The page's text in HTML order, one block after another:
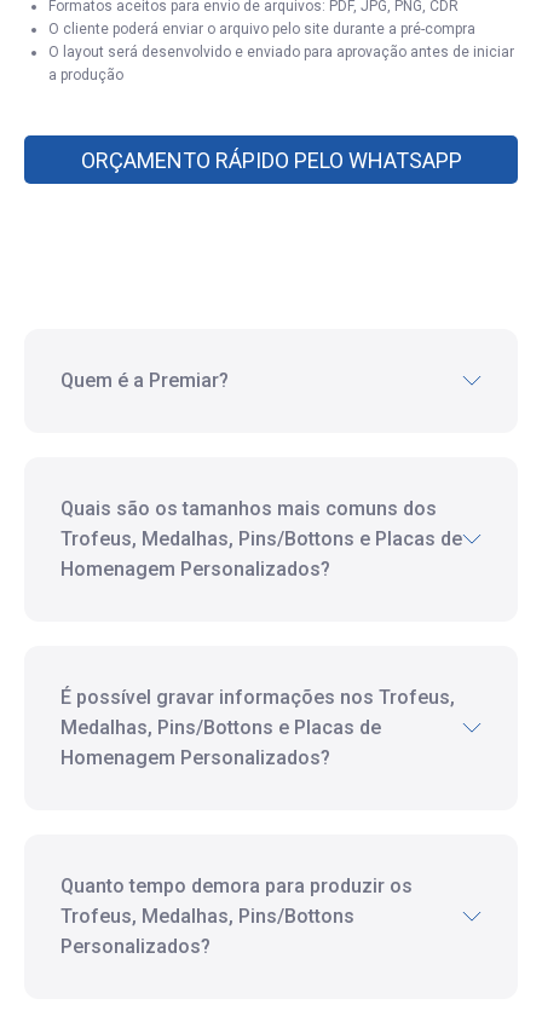
Formatos aceitos para envio de arquivos: PDF, JPG, PNG, CDR
O cliente poderá enviar o arquivo pelo site durante a pré-compra
O layout será desenvolvido e enviado para aprovação antes de iniciar
a produção
ORÇAMENTO RÁPIDO PELO WHATSAPP
Quem é a Premiar?
Quais são os tamanhos mais comuns dos
Trofeus, Medalhas, Pins/Bottons e Placas de
Homenagem Personalizados?
É possível gravar informações nos Trofeus,
Medalhas, Pins/Bottons e Placas de
Homenagem Personalizados?
Quanto tempo demora para produzir os
Trofeus, Medalhas, Pins/Bottons
Personalizados?